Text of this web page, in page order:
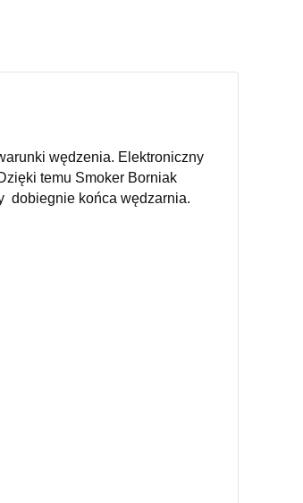
wędzenia. Elektroniczny
temu Smoker Borniak
dobiegnie końca wędzarnia.